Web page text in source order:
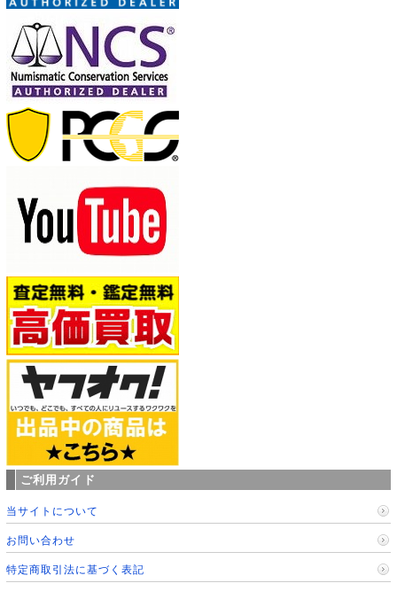
ご利用ガイド
当サイトについて
お問い合わせ
特定商取引法に基づく表記